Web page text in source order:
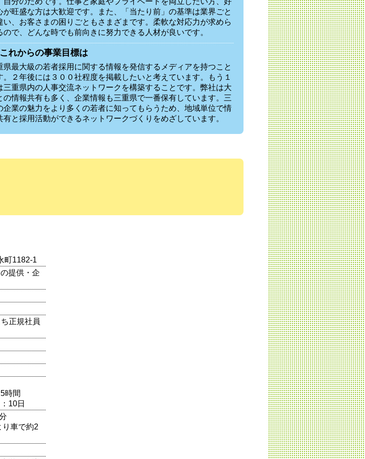
が旺盛な方は大歓迎です。また、「当たり前」の基準は業界ごと
い、お客さまの困りごともさまざまです。柔軟な対応力が求めら
ので、どんな時でも前向きに努力できる人材が良いです。
これからの事業目標は
県最大級の若者採用に関する情報を発信するメディアを持つこと
。２年後には３００社程度を掲載したいと考えています。もう１
三重県内の人事交流ネットワークを構築することです。弊社は大
の情報共有も多く、企業情報も三重県で一番保有しています。三
企業の魅力をより多くの若者に知ってもらうため、地域単位で情
有と採用活動ができるネットワークづくりをめざしています。
町1182-1
提供・企
正規社員
時間
10日
り車で約2